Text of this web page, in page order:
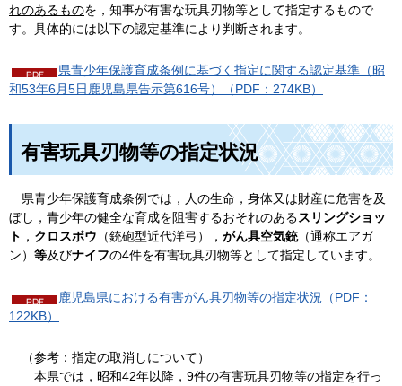
れのあるものを，知事が有害な玩具刃物等として指定するもので
す。具体的には以下の認定基準により判断されます。
県青少年保護育成条例に基づく指定に関する認定基準（昭
和53年6月5日鹿児島県告示第616号）（PDF：274KB）
有害玩具刃物等の指定状況
県青少年保護育成条例では，人の生命，身体又は財産に危害を及
ぼし，青少年の健全な育成を阻害するおそれのあるスリングショッ
ト ， クロスボウ （銃砲型近代洋弓）， がん具空気銃（通称エアガ
ン） 等及びナイフの4件を有害玩具刃物等として指定しています。
鹿児島県における有害がん具刃物等の指定状況（PDF：
122KB）
（参考：指定の取消しについて）
本県では，昭和42年以降，9件の有害玩具刃物等の指定を行っ